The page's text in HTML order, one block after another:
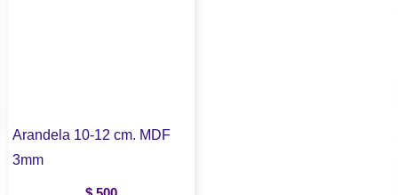
Arandela 10-12 cm. MDF
3mm